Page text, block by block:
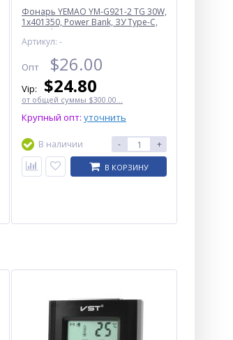
Фонарь YEMAO YM-G921-2 TG 30W,
1x401350, Power Bank, ЗУ Type-C,
zoom, функция лампы
Артикул: -
Опт $26.00
Vip: $24.80
от общей суммы $300.00...
Крупный опт: уточнить
В наличии - +
В КОРЗИНУ